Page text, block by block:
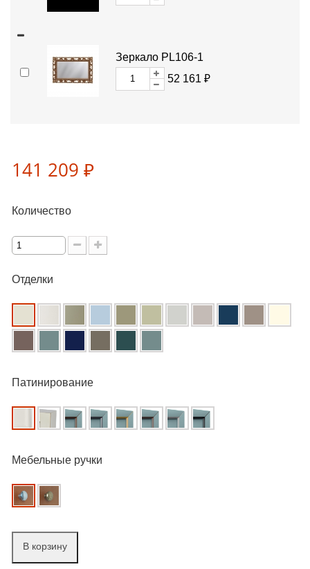
Зеркало PL106-1
52 161 ₽
141 209 ₽
Количество
Отделки
Патинирование
Мебельные ручки
В корзину